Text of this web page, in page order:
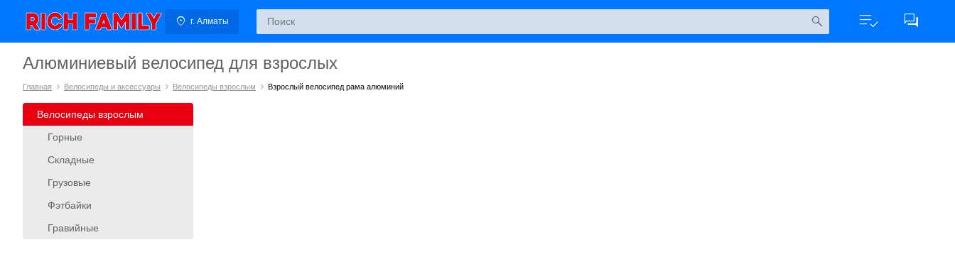
г. Алматы
Алюминиевый велосипед для взрослых
Главная Велосипеды и аксессуары Велосипеды взрослым Взрослый велосипед рама алюминий
Велосипеды взрослым
Горные
Складные
Грузовые
Фэтбайки
Гравийные